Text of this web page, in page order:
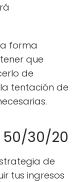
forma
que
de
tentación de
50/30/20
de
tus ingresos